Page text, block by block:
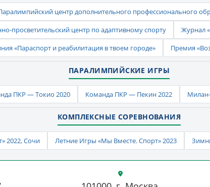
центр дополнительного профессионального
просветительский центр по адаптивному спорту
Журнал
«Параспорт и реабилитация в твоем городе»
Премия
ПАРАЛИМПИЙСКИЕ ИГРЫ
ПКР — Токио 2020 Команда ПКР — Пекин 2022
КОМПЛЕКСНЫЕ СОРЕВНОВАНИЯ
2022, Сочи Летние Игры «Мы Вместе. Спорт» 2023